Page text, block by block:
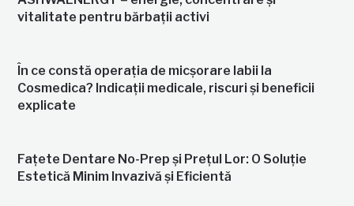
vitalitate pentru bărbații activi
În ce constă operația de micșorare labii la
Cosmedica? Indicații medicale, riscuri și beneficii
explicate
Fațete Dentare No-Prep și Prețul Lor: O Soluție
Estetică Minim Invazivă și Eficientă